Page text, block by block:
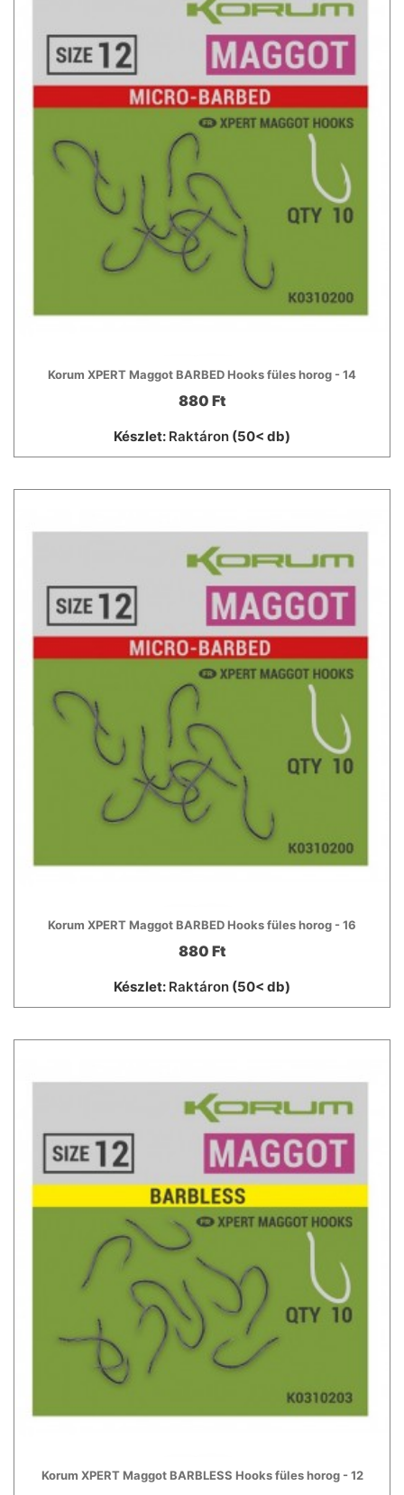
Korum XPERT Maggot BARBED Hooks füles horog - 14
880 Ft
Készlet: Raktáron (50< db)
Korum XPERT Maggot BARBED Hooks füles horog - 16
880 Ft
Készlet: Raktáron (50< db)
Korum XPERT Maggot BARBLESS Hooks füles horog - 12